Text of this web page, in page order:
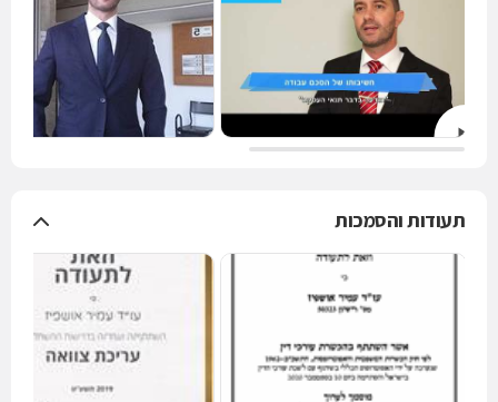
תעודות והסמכות